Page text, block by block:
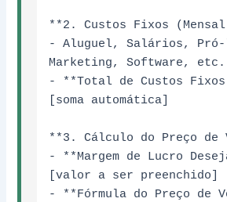
**2. Custos Fixos
- Aluguel, Salários, Pró-
Marketing, Software, etc.
- **Total de Custos Fixos
[soma automática]
**3. Cálculo do Preço de
- **Margem de Lucro
[valor a ser preenchido]
- **Fórmula do Preço de